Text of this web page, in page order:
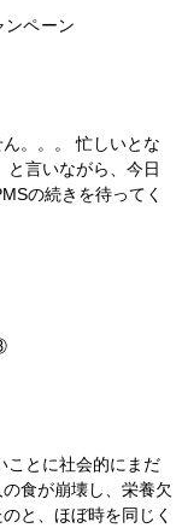
。。。 忙しいとな
と言いながら、今日
の続きを待ってく
ことに社会的にまだ
食が崩壊し、栄養欠
と、ほぼ時を同じく